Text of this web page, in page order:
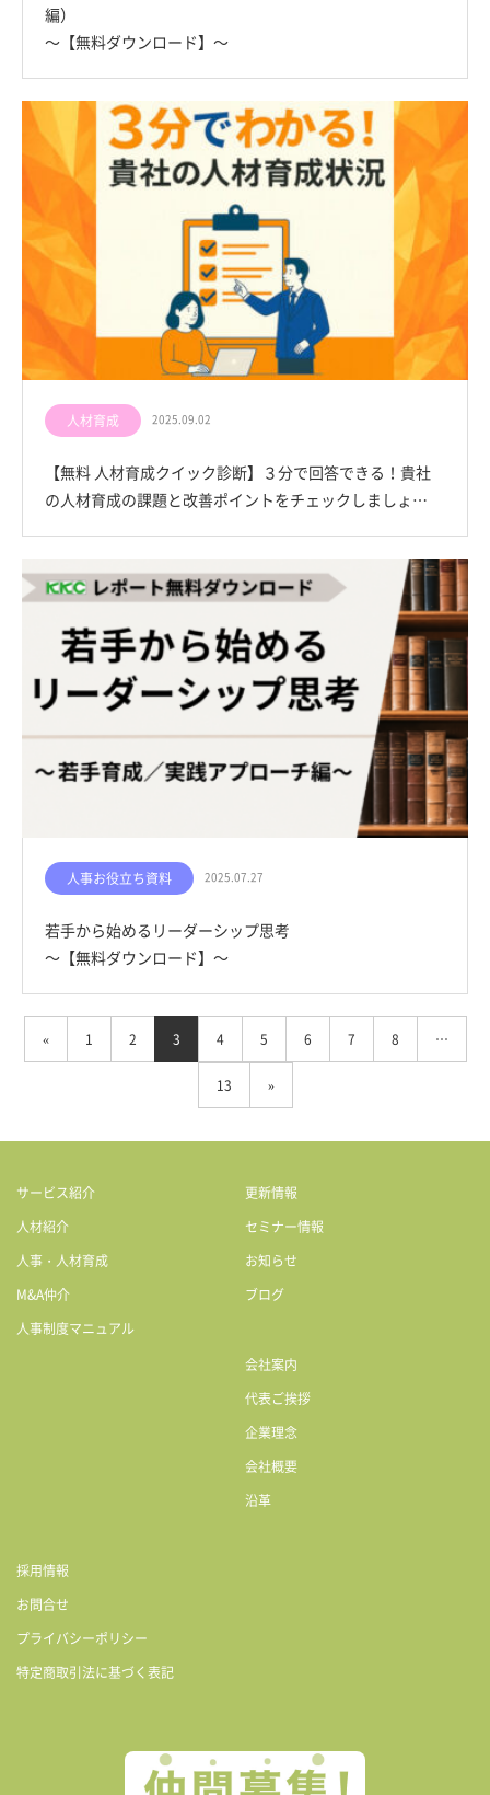
編）
～【無料ダウンロード】～
人材育成 2025.09.02
【無料 人材育成クイック診断】３分で回答できる！貴社
の人材育成の課題と改善ポイントをチェックしましょ…
人事お役立ち資料 2025.07.27
若手から始めるリーダーシップ思考
～【無料ダウンロード】～
« 1 2 3 4 5 6 7 8 …
13 »
サービス紹介
人材紹介
人事・人材育成
M&A仲介
人事制度マニュアル
更新情報
セミナー情報
お知らせ
ブログ
会社案内
代表ご挨拶
企業理念
会社概要
沿革
採用情報
お問合せ
プライバシーポリシー
特定商取引法に基づく表記